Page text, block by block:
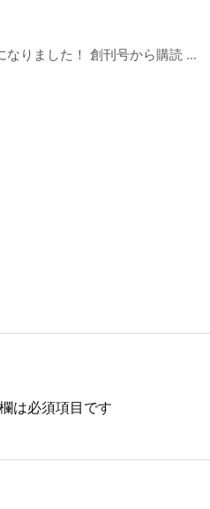
なりました！ 創刊号から購読 ...
は必須項目です